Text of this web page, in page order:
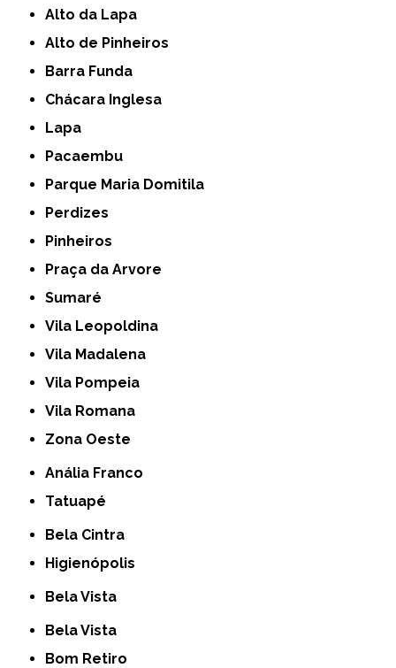
Alto da Lapa
Alto de Pinheiros
Barra Funda
Chácara Inglesa
Lapa
Pacaembu
Parque Maria Domitila
Perdizes
Pinheiros
Praça da Arvore
Sumaré
Vila Leopoldina
Vila Madalena
Vila Pompeia
Vila Romana
Zona Oeste
Anália Franco
Tatuapé
Bela Cintra
Higienópolis
Bela Vista
Bela Vista
Bom Retiro